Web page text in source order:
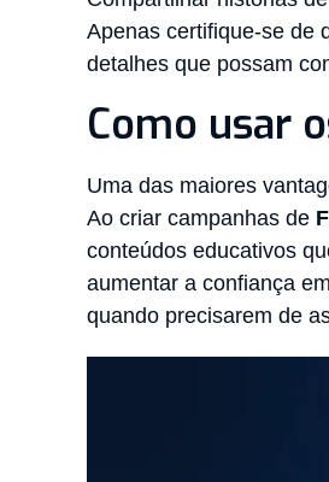
Apenas certifique-se de
detalhes que possam
Como usar
Uma das maiores
Ao criar campanhas de
conteúdos educativos
aumentar a confiança
quando precisarem de